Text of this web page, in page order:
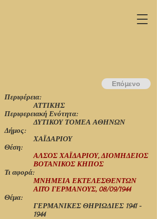
Περιφέρεια:
ΔΥΤΙΚΟΥ ΤΟΜΕΑ ΑΘΗΝΩΝ
ΑΤΤΙΚΗΣ
Περιφερειακή Ενότητα:
ΧΑΪΔΑΡΙΟΥ
Δήμος:
Θέση:
ΑΛΣΟΣ ΧΑΪΔΑΡΙΟΥ, ΔΙΟΜΗΔΕΙΟΣ
ΒΟΤΑΝΙΚΟΣ ΚΗΠΟΣ
Τι αφορά:
ΜΝΗΜΕΙΑ ΕΚΤΕΛΕΣΘΕΝΤΩΝ
ΑΠΌ ΓΕΡΜΑΝΟΥΣ, 08/09/1944
Θέμα:
ΓΕΡΜΑΝΙΚΕΣ ΘΗΡΙΩΔΙΕΣ 1941 -
1944
Επόμενο